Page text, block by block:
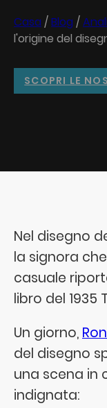
Casa /Blog /
l'origine del
SCOPRI LE
Nel disegno
la signora
casuale
libro del 1935
Un giorno,
del disegno
una scena in
indignata: